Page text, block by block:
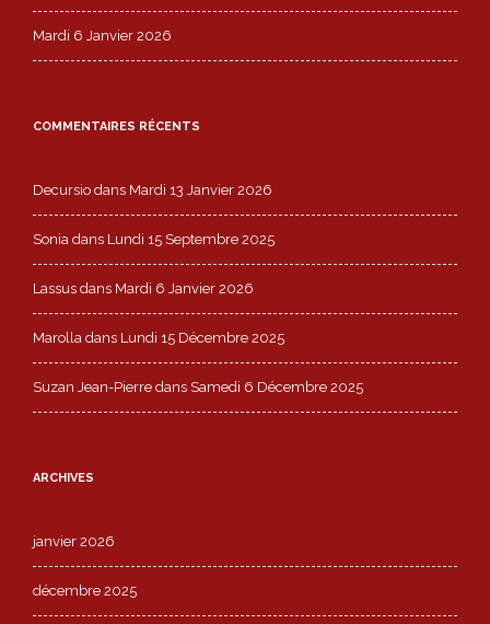
Mardi 6 Janvier 2026
COMMENTAIRES RÉCENTS
Decursio dans Mardi 13 Janvier 2026
Sonia dans Lundi 15 Septembre 2025
Lassus dans Mardi 6 Janvier 2026
Marolla dans Lundi 15 Décembre 2025
Suzan Jean-Pierre dans Samedi 6 Décembre 2025
ARCHIVES
janvier 2026
décembre 2025